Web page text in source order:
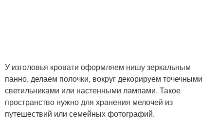
У изголовья кровати оформляем нишу зеркальным
панно, делаем полочки, вокруг декорируем точечными
светильниками или настенными лампами. Такое
пространство нужно для хранения мелочей из
путешествий или семейных фотографий.